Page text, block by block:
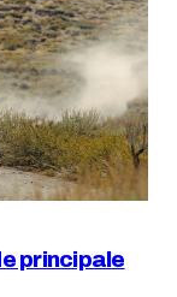
principale